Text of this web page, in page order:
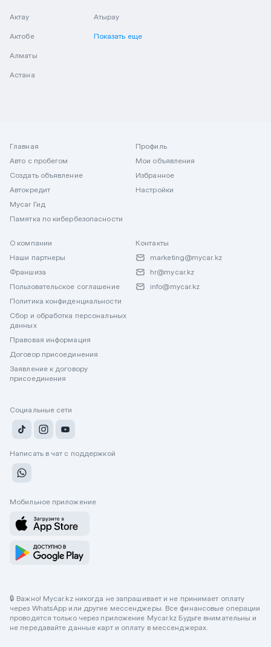
Актау
Актобе
Алматы
Астана
Атырау
Показать еще
Главная
Авто с пробегом
Создать объявление
Автокредит
Mycar Гид
Памятка по кибербезопасности
Профиль
Мои объявления
Избранное
Настройки
О компании
Наши партнеры
Франшиза
Пользовательское соглашение
Политика конфиденциальности
Сбор и обработка персональных
данных
Правовая информация
Договор присоединения
Заявление к договору
присоединения
Контакты
marketing@mycar.kz
hr@mycar.kz
info@mycar.kz
Социальные сети
Написать в чат с поддержкой
Мобильное приложение
🔒 Важно! Mycar.kz никогда не запрашивает и не принимает оплату
через WhatsApp или другие мессенджеры. Все финансовые операции
проводятся только через приложение Mycar.kz Будьте внимательны и
не передавайте данные карт и оплату в мессенджерах.